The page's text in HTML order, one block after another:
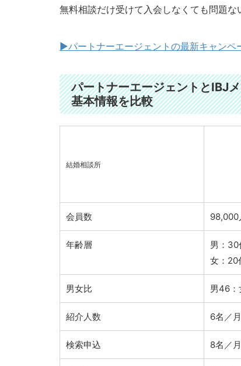
無料相談だけ受けて入会しなくても問題な
▶︎パートナーエージェントの最新キャンペ
パートナーエージェントとIBJ
基本情報を比較
結婚相談所
会員数 98,000
年齢層
男：
女：20
男女比 男46：
紹介人数 6名／月
検索申込 8名／月